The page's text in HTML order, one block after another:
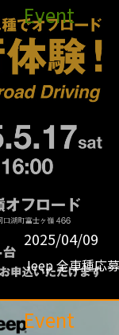
Event
2025/04/09
Jeep 全車種応
Event